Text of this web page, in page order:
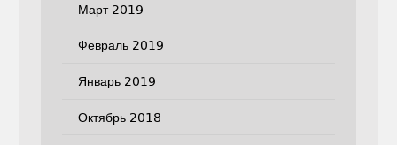
Март 2019
Февраль 2019
Январь 2019
Октябрь 2018